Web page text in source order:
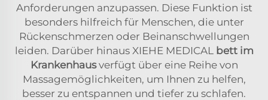
Anforderungen anzupassen. Diese Funktion ist
besonders hilfreich für Menschen, die unter
Rückenschmerzen oder Beinanschwellungen
leiden. Darüber hinaus XIEHE MEDICAL bett im
Krankenhausverfügt über eine Reihe von
Massagemöglichkeiten, um Ihnen zu helfen,
besser zu entspannen und tiefer zu schlafen.